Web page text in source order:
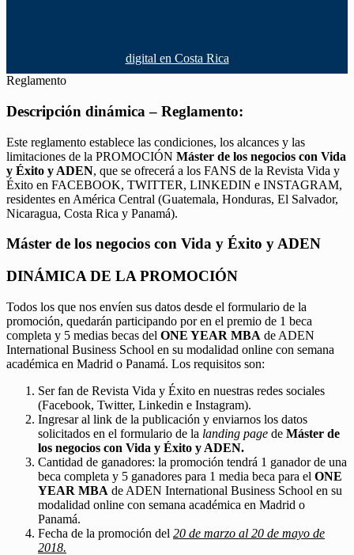
digital en Costa Rica
Reglamento
Descripción dinámica – Reglamento:
Este reglamento establece las condiciones, los alcances y las
limitaciones de la PROMOCIÓN Máster de los negocios con Vida
y Éxito y ADEN, que se ofrecerá a los FANS de la Revista Vida y
Éxito en FACEBOOK, TWITTER, LINKEDIN e INSTAGRAM,
residentes en América Central (Guatemala, Honduras, El Salvador,
Nicaragua, Costa Rica y Panamá).
Máster de los negocios con Vida y Éxito y ADEN
DINÁMICA DE LA PROMOCIÓN
Todos los que nos envíen sus datos desde el formulario de la
promoción, quedarán participando por en el premio de 1 beca
completa y 5 medias becas del ONE YEAR MBA de ADEN
International Business School en su modalidad online con semana
académica en Madrid o Panamá. Los requisitos son:
Ser fan de Revista Vida y Éxito en nuestras redes sociales
(Facebook, Twitter, Linkedin e Instagram).
Ingresar al link de la publicación y enviarnos los datos
solicitados en el formulario de la landing page de Máster de
los negocios con Vida y Éxito y ADEN.
Cantidad de ganadores: la promoción tendrá 1 ganador de una
beca completa y 5 ganadores para 1 media beca para el ONE
YEAR MBA de ADEN International Business School en su
modalidad online con semana académica en Madrid o
Panamá.
Fecha de la promoción del 20 de marzo al 20 de mayo de
2018.